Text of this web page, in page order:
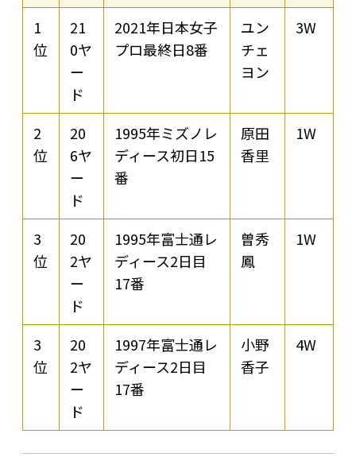
1
位
21
0ヤ
ー
ド
2021年日本女子
プロ最終日8番
ユン
チェ
ヨン
3W
2
位
20
6ヤ
ー
ド
1995年ミズノレ
ディース初日15
番
原田
香里
1W
3
位
20
2ヤ
ー
ド
1995年富士通レ
ディース2日目
17番
曽秀
鳳
1W
3
位
20
2ヤ
ー
ド
1997年富士通レ
ディース2日目
17番
小野
香子
4W